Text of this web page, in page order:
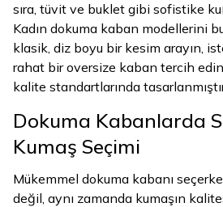
sıra, tüvit ve buklet gibi sofistike
Kadın dokuma kaban modellerini
klasik, diz boyu bir kesim arayın,
rahat bir oversize kaban tercih
kalite standartlarında
Dokuma Kabanlarda
Kumaş Seçimi
Mükemmel dokuma kabanı
değil, aynı zamanda kumaşın